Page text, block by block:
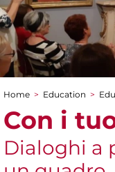
You are here
Home > Education >
Con i
Dialoghi a